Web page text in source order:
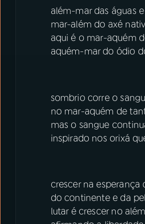
além-mar das águas
mar-além do axé
aqui é o mar-aquém
aquém-mar do ódio
sombrio corre o
no mar-aquém de
mas o sangue
inspirado nos orixá
crescer na
do continente e da
lutar é crescer no